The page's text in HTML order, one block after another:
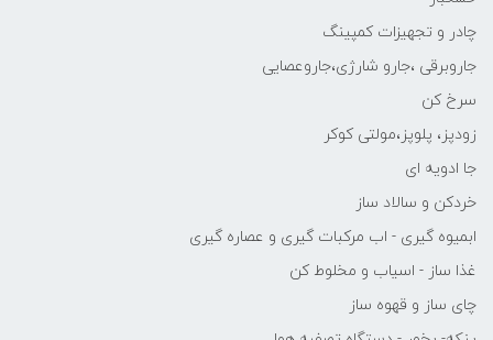
چادر و تجهیزات کمپینگ
جاروبرقی ،جارو شارژی،جاروعصایی
سرخ کن
زودپز، پلوپز،مولتی کوکر
جا ادویه ای
خردکن و سالاد ساز
ابمیوه گیری - اب مرکبات گیری و عصاره گیری
غذا ساز - اسیاب و مخلوط کن
چای ساز و قهوه ساز